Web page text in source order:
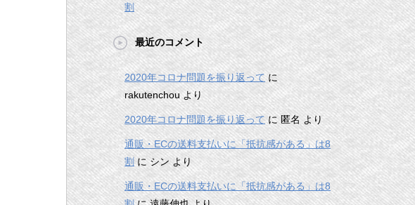
割
最近のコメント
2020年コロナ問題を振り返ってに
rakutenchouより
2020年コロナ問題を振り返ってに 匿名 より
通販・ECの送料支払いに「抵抗感がある」は8
割にシンより
通販・ECの送料支払いに「抵抗感がある」は8